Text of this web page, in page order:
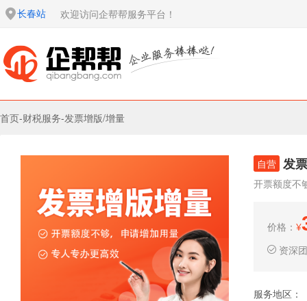
长春站 欢迎访问企帮帮服务平台！
首页-财税服务-发票增版/增量
自营 发
开票额度不
价格： ¥
资深
服务地区：